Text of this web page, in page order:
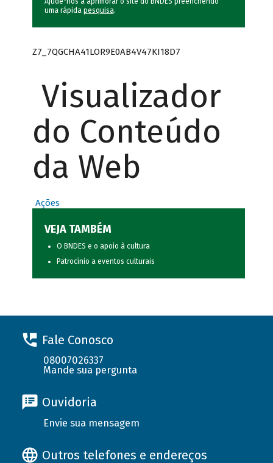
uma rápida pesquisa.
Z7_7QGCHA41LOR9E0AB4V47KI18D7
Visualizador
do Conteúdo
da Web
Ações
VEJA TAMBÉM
O BNDES e o apoio à cultura
Patrocínio a eventos culturais
Fale Conosco
08007026337
Mande sua pergunta
Ouvidoria
Envie sua mensagem
Outros telefones e endereços